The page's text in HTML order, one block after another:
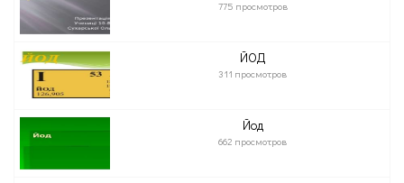
775 просмотров
ЙОД
311 просмотров
Йод
662 просмотров